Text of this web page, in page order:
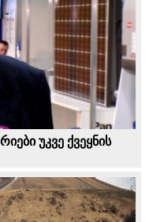
უკვე ქვეყნის